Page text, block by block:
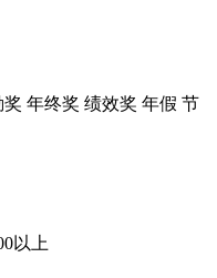
奖 年终奖 绩效奖 年假 节
以上